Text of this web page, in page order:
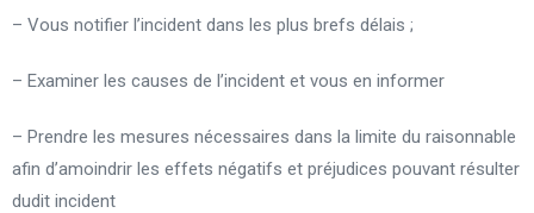
– Vous notifier l’incident dans les plus brefs délais ;
– Examiner les causes de l’incident et vous en informer
– Prendre les mesures nécessaires dans la limite du raisonnable
afin d’amoindrir les effets négatifs et préjudices pouvant résulter
dudit incident